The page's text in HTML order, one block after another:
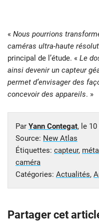
« Nous pourrions
caméras ultra-haute
principal de l’étude. « Le
ainsi devenir un capteur
permet d’envisager des
concevoir des appareils. »
Par Yann Contegat, le 10
Source: New Atlas
Étiquettes: capteur,
caméra
Catégories: Actualités,
Partager cet